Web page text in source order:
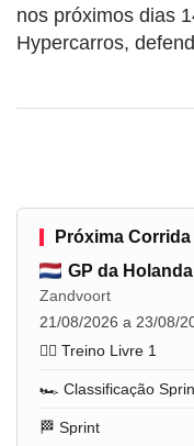
nos próximos dias
Hypercarros,
Próxima Corrida
GP da Holanda
Zandvoort
21/08/2026 a 23/08/
🏋️‍♂️ Treino Livre 1
🏎️ Classificação
🏁 Sprint